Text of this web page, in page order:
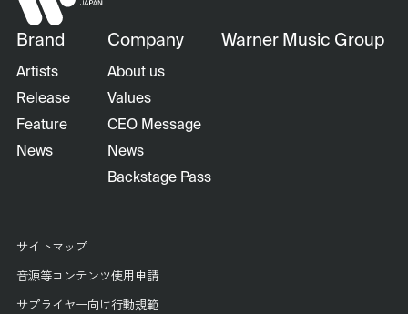
Brand
Artists
Release
Feature
News
Company
About us
Values
CEO Message
News
Backstage Pass
Warner Music Group
サイトマップ
音源等コンテンツ使用申請
サプライヤー向け行動規範